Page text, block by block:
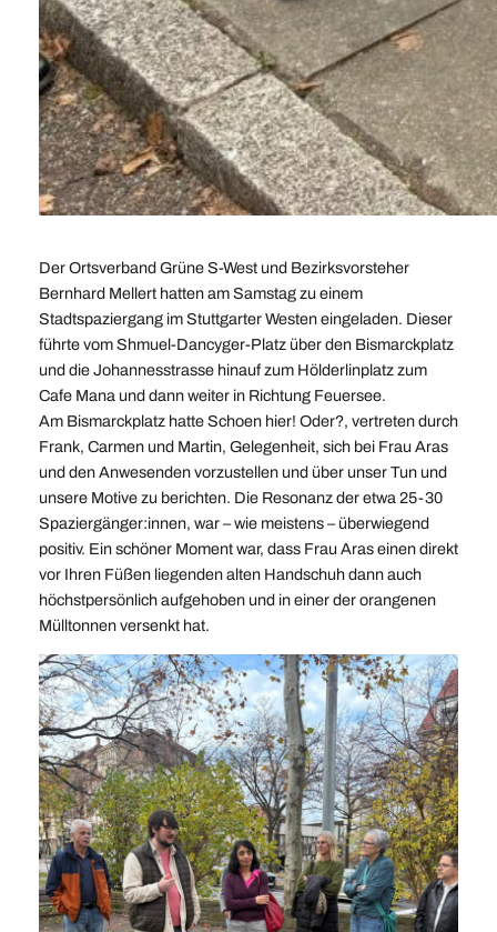
Der Ortsverband Grüne S-West und Bezirksvorsteher
Bernhard Mellert hatten am Samstag zu einem
Stadtspaziergang im Stuttgarter Westen eingeladen. Dieser
führte vom Shmuel-Dancyger-Platz über den Bismarckplatz
und die Johannesstrasse hinauf zum Hölderlinplatz zum
Cafe Mana und dann weiter in Richtung Feuersee.
Am Bismarckplatz hatteSchoen hier! Oder?, vertreten durch
Frank, Carmen und Martin, Gelegenheit, sich bei Frau Aras
und den Anwesenden vorzustellen und über unser Tun und
unsere Motive zu berichten. Die Resonanz der etwa 25-30
Spaziergänger:innen, war – wie meistens – überwiegend
positiv. Ein schöner Moment war, dass Frau Aras einen direkt
vor Ihren Füßen liegenden alten Handschuh dann auch
höchstpersönlich aufgehoben und in einer der orangenen
Mülltonnen versenkt hat.